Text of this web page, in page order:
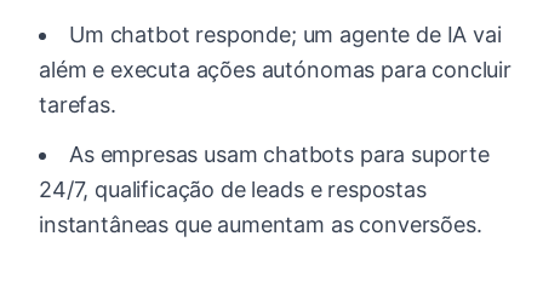
Um chatbot responde; um agente de IA vai
além e executa ações autónomas para concluir
tarefas.
As empresas usam chatbots para suporte
24/7, qualificação de leads e respostas
instantâneas que aumentam as conversões.